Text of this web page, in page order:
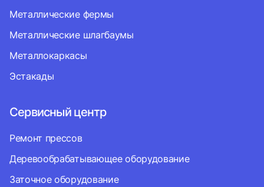
Металлические фермы
Металлические шлагбаумы
Металлокаркасы
Эстакады
Сервисный центр
Ремонт прессов
Деревообрабатывающее оборудование
Заточное оборудование